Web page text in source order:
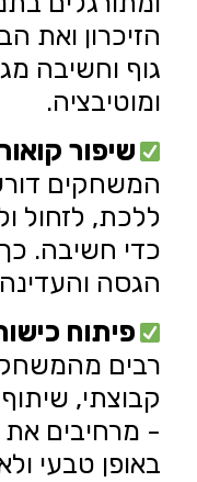
הזיכרון ואת
גוף וחשיבה
ומוטיבציה.
שיפור
המשחקים
ללכת, לזחול
כדי חשיבה.
הגסה
פיתוח
רבים
קבוצתי,
- מרחיבים את
באופן טבעי